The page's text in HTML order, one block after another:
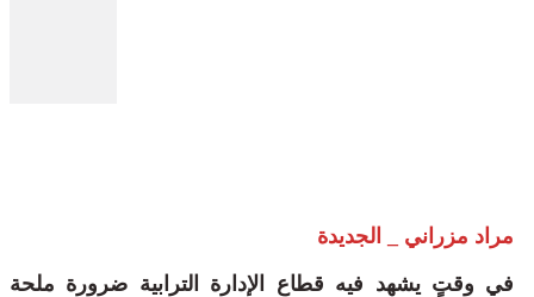
مراد مزراني _ الجديدة
في وقتٍ يشهد فيه قطاع الإدارة الترابية ضرورة ملحة